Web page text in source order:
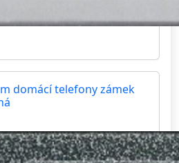
domácí telefony zámek